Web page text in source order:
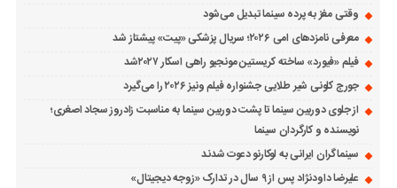
وقتی مغز به پرده سینما تبدیل می‌شود
معرفی نامزدهای امی ۲۰۲۶؛ سریال پزشکی «پیت» پیشتاز شد
فیلم «فیورد» ساخته کریستین مونجیو راهی اسکار ۲۰۲۷شد
جورج کلونی شیر طلایی جشنواره فیلم ونیز ۲۰۲۶ را می‌گیرد
از جلوی دوربین سینما تا پشت دوربین سینما به مناسبت زادروز سجاد اصغری؛
نویسنده و کارگردان سینما
سینماگران ایرانی به لوکارنو دعوت شدند
علیرضا داودنژاد پس از ۹ سال در تدارک «زوجه دیجیتال»